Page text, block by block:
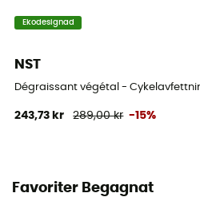
Ekodesignad
NST
Dégraissant végétal -
243,73 kr 289,00 kr -15%
Favoriter Begagnat